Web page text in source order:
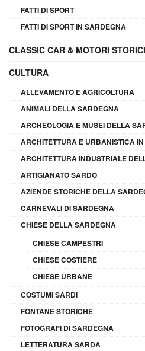
FATTI DI SPORT
FATTI DI SPORT IN SARDEGNA
CLASSIC CAR & MOTORI STORICI
CULTURA
ALLEVAMENTO E AGRICOLTURA
ANIMALI DELLA SARDEGNA
ARCHEOLOGIA E MUSEI DELLA
ARCHITETTURA E URBANISTICA
ARCHITETTURA INDUSTRIALE
ARTIGIANATO SARDO
AZIENDE STORICHE DELLA
CARNEVALI DI SARDEGNA
CHIESE DELLA SARDEGNA
CHIESE CAMPESTRI
CHIESE COSTIERE
CHIESE URBANE
COSTUMI SARDI
FONTANE STORICHE
FOTOGRAFI DI SARDEGNA
LETTERATURA SARDA